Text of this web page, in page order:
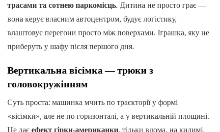
трасами та сотнею паркомісць. Дитина не просто грає —
вона керує власним автоцентром, будує логістику,
влаштовує перегони просто між поверхами. Іграшка, яку не
приберуть у шафу після першого дня.
Вертикальна вісімка — трюки з
головокружінням
Суть проста: машинка мчить по траєкторії у формі
«вісімки», але не по горизонталі, а у вертикальній площині.
Це дає ефект гірки-американки, тільки вдома, на килимі.